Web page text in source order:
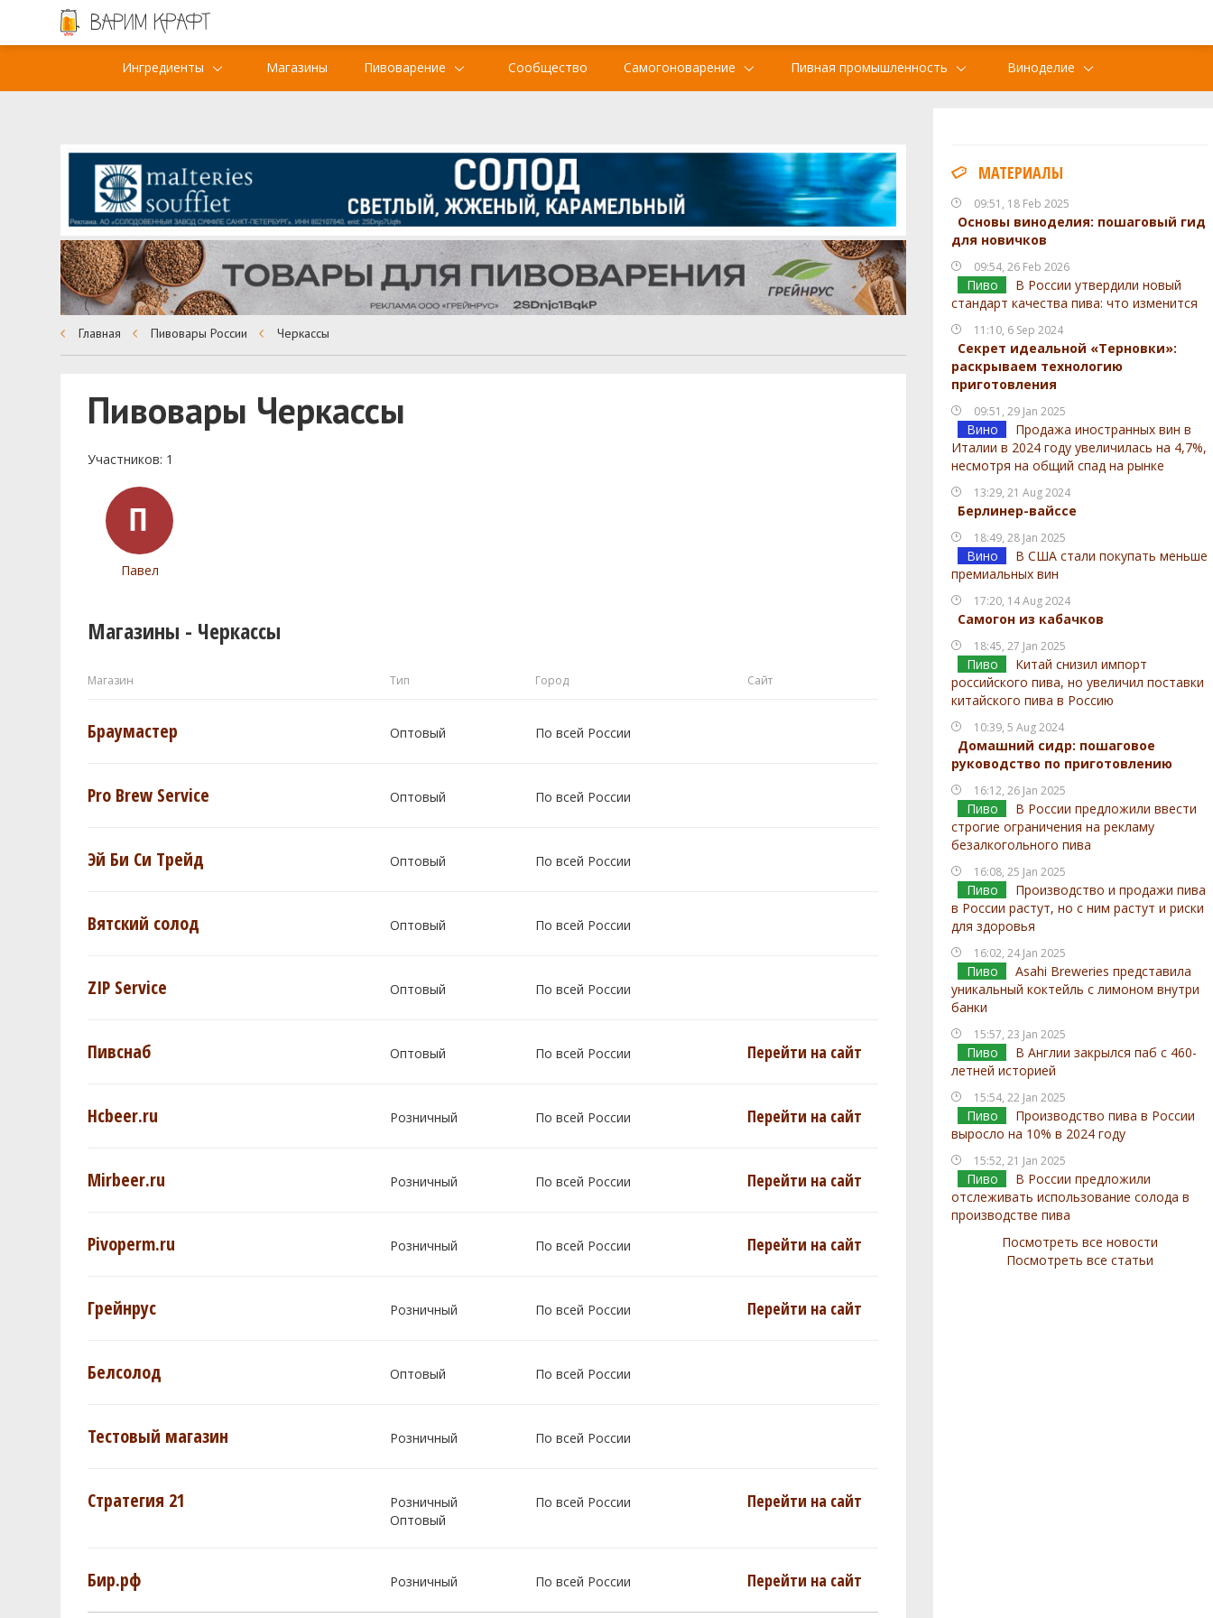
Ингредиенты Магазины Пивоварение Сообщество Самогоноварение Пивная промышленность Виноделие
МАТЕРИАЛЫ
09:51, 18 Feb 2025
Основы виноделия: пошаговый гид
для новичков
09:54, 26 Feb 2026
Пиво
В России утвердили новый
стандарт качества пива: что изменится
11:10, 6 Sep 2024
Секрет идеальной «Терновки»:
раскрываем технологию
приготовления
09:51, 29 Jan 2025
Вино
Продажа иностранных вин в
Италии в 2024 году увеличилась на 4,7%,
несмотря на общий спад на рынке
13:29, 21 Aug 2024
Берлинер-вайссе
18:49, 28 Jan 2025
Вино
В США стали покупать меньше
премиальных вин
17:20, 14 Aug 2024
Самогон из кабачков
18:45, 27 Jan 2025
Пиво
Китай снизил импорт
российского пива, но увеличил поставки
китайского пива в Россию
10:39, 5 Aug 2024
Домашний сидр: пошаговое
руководство по приготовлению
16:12, 26 Jan 2025
Пиво
В России предложили ввести
строгие ограничения на рекламу
безалкогольного пива
16:08, 25 Jan 2025
Пиво
Производство и продажи пива
в России растут, но с ним растут и риски
для здоровья
16:02, 24 Jan 2025
Пиво
Asahi Breweries представила
уникальный коктейль с лимоном внутри
банки
15:57, 23 Jan 2025
Пиво
В Англии закрылся паб с 460-
летней историей
15:54, 22 Jan 2025
Пиво
Производство пива в России
выросло на 10% в 2024 году
15:52, 21 Jan 2025
Пиво
В России предложили
отслеживать использование солода в
производстве пива
Посмотреть все новости
Посмотреть все статьи
Главная Пивовары России Черкассы
Пивовары Черкассы
Участников: 1
Павел
Магазины - Черкассы
Магазин Тип Город Сайт
Браумастер Оптовый По всей России
Pro Brew Service Оптовый По всей России
Эй Би Си Трейд Оптовый По всей России
Вятский солод Оптовый По всей России
ZIP Service Оптовый По всей России
Пивснаб Оптовый По всей России Перейти на сайт
Hcbeer.ru Розничный По всей России Перейти на сайт
Mirbeer.ru Розничный По всей России Перейти на сайт
Pivoperm.ru Розничный По всей России Перейти на сайт
Грейнрус Розничный По всей России Перейти на сайт
Белсолод Оптовый По всей России
Тестовый магазин Розничный По всей России
Стратегия 21
Розничный
Оптовый
По всей России Перейти на сайт
Бир.рф Розничный По всей России Перейти на сайт